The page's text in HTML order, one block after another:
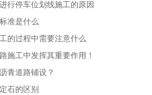
行停车位划线施工的原因
准是什么
的过程中需要注意什么
施工中发挥其重要作用！
青道路铺设？
石的区别